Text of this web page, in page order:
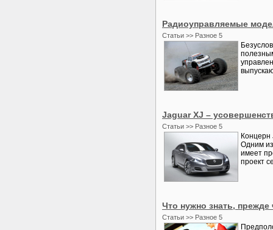
Радиоуправляемые
Статьи >> Разное 5
Jaguar XJ –
Статьи >> Разное 5
Концерн
Одним
имеет
проект
Что нужно знать,
Статьи >> Разное 5